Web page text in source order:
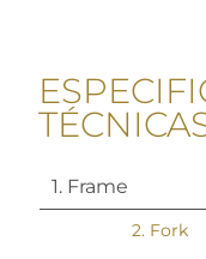
1. Frame
2. Fork